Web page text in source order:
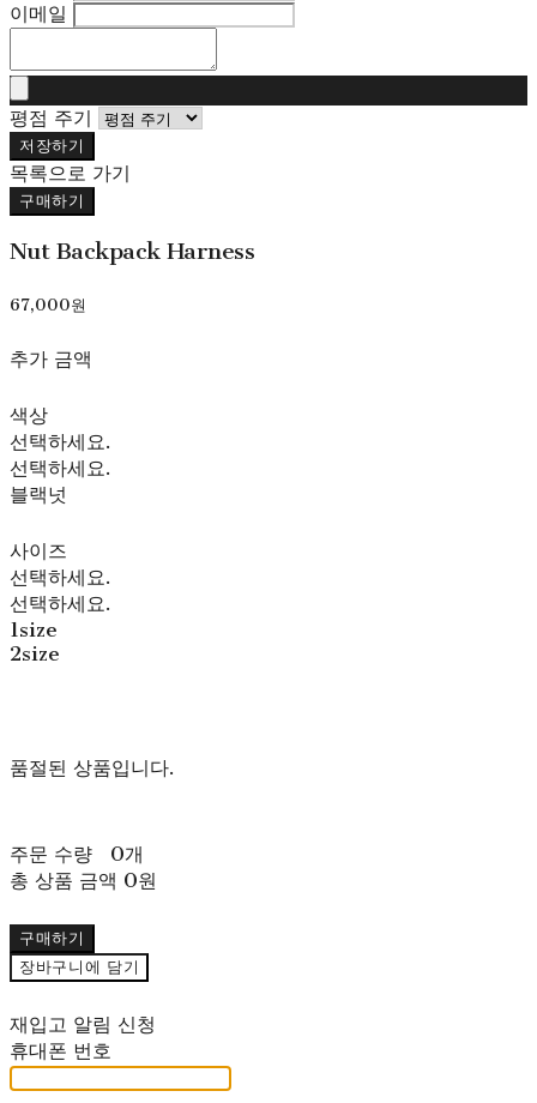
이메일
평점 주기
저장하기
목록으로 가기
구매하기
Nut Backpack Harness
67,000원
추가 금액
색상
선택하세요.
선택하세요.
블랙넛
사이즈
선택하세요.
선택하세요.
1size
2size
품절된 상품입니다.
주문 수량
0개
총 상품 금액 0원
구매하기
장바구니에 담기
재입고 알림 신청
휴대폰 번호